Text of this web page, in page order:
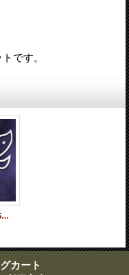
です。
第３０１飛行隊(旧5空団仕様)
カート